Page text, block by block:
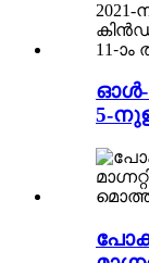
ഓൾ-
5-